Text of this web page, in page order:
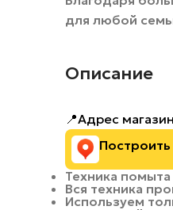
для любой
Описание
📍Адрес
Техника
Вся техника
Используем